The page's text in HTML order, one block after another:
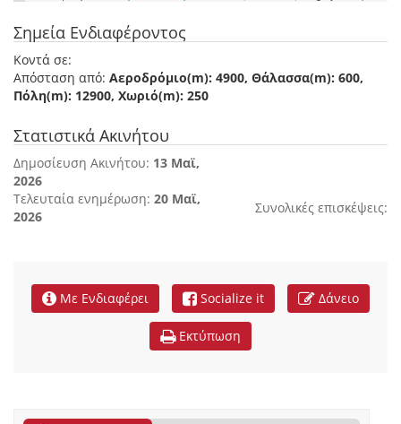
Σημεία Ενδιαφέροντος
Κοντά σε:
Απόσταση από: Αεροδρόμιο(m): 4900, Θάλασσα(m): 600,
Πόλη(m): 12900, Χωριό(m): 250
Στατιστικά Ακινήτου
Δημοσίευση Ακινήτου: 13 Μαϊ,
2026
Τελευταία ενημέρωση: 20 Μαϊ,
2026
Συνολικές επισκέψεις:
Με Ενδιαφέρει Socialize it Δάνειο
Εκτύπωση